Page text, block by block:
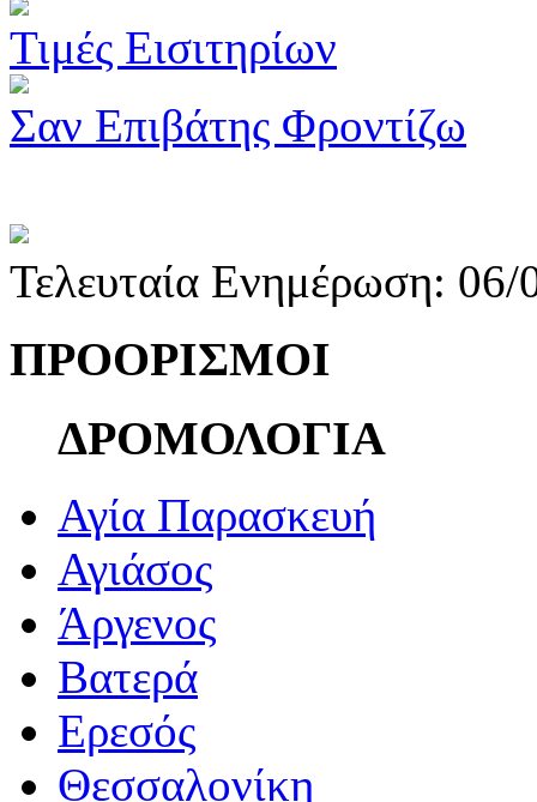
Τιμές Εισιτηρίων
Σαν Επιβάτης Φροντίζω
Τελευταία Ενημέρωση:
ΠΡΟΟΡΙΣΜΟΙ
ΔΡΟΜΟΛΟΓΙΑ
Αγία Παρασκευή
Αγιάσος
Άργενος
Βατερά
Ερεσός
Θεσσαλονίκη